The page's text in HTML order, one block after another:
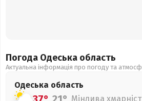
Погода Одеська область
Актуальна інформація про погоду та
Одеська область
Мінлива